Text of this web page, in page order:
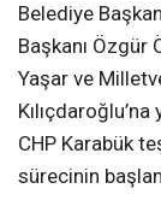
Belediye
Başkanı Özgür
Yaşar ve
CHP Karabük
sürecinin